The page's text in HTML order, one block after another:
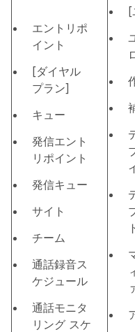
エントリポ
イント
[ダイヤル
プラン]
キュー
発信エント
リポイント
発信キュー
サイト
チーム
通話録音ス
ケジュール
通話モニタ
リング スケ